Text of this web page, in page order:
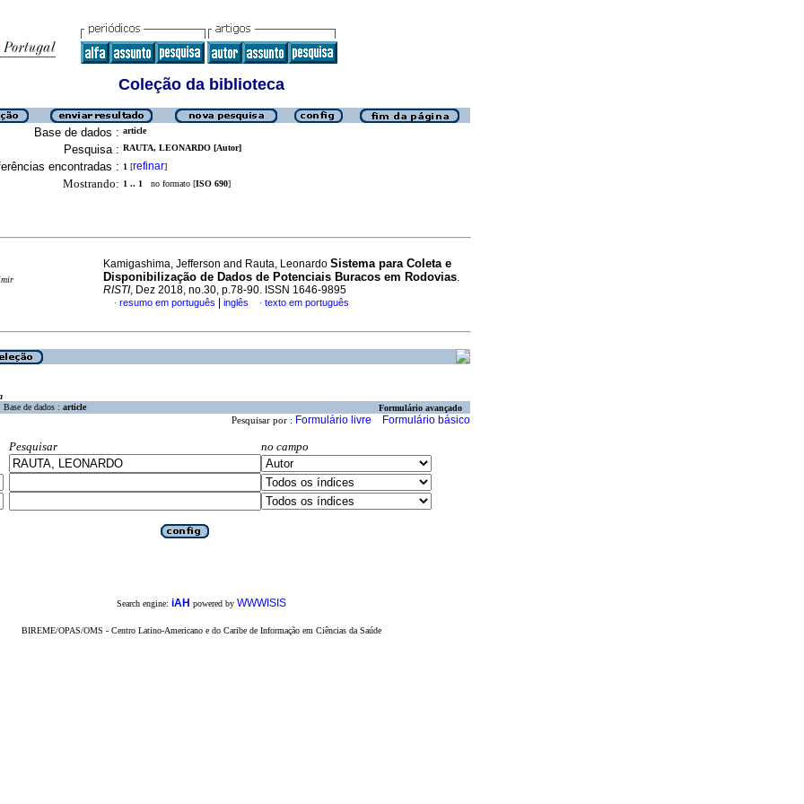
Coleção da biblioteca
Base de dados : article
Pesquisa : RAUTA, LEONARDO [Autor]
encontradas : 1 [refinar]
Mostrando: 1 .. 1 no formato [ISO 690]
Kamigashima, Jefferson and Rauta, Leonardo Sistema para Coleta e
Disponibilização de Dados de Potenciais Buracos em Rodovias.
RISTI, Dez 2018, no.30, p.78-90. ISSN 1646-9895
· resumo em português inglês · texto em português
Base de dados : article Formulário avançado
Pesquisar por : Formulário livre Formulário básico
Pesquisar
no campo
Search engine: iAH powered by WWWISIS
BIREME/OPAS/OMS - Centro Latino-Americano e do Caribe de Informação em Ciências da Saúde